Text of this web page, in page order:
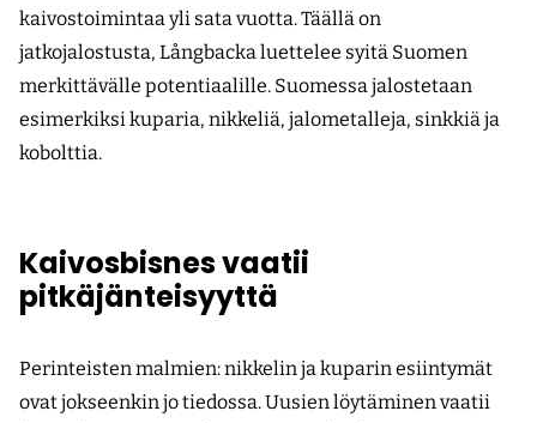
kaivostoimintaa yli sata vuotta. Täällä on
jatkojalostusta, Långbacka luettelee syitä Suomen
merkittävälle potentiaalille. Suomessa jalostetaan
esimerkiksi kuparia, nikkeliä, jalometalleja, sinkkiä ja
kobolttia.
Kaivosbisnes vaatii
pitkäjänteisyyttä
Perinteisten malmien: nikkelin ja kuparin esiintymät
ovat jokseenkin jo tiedossa. Uusien löytäminen vaatii